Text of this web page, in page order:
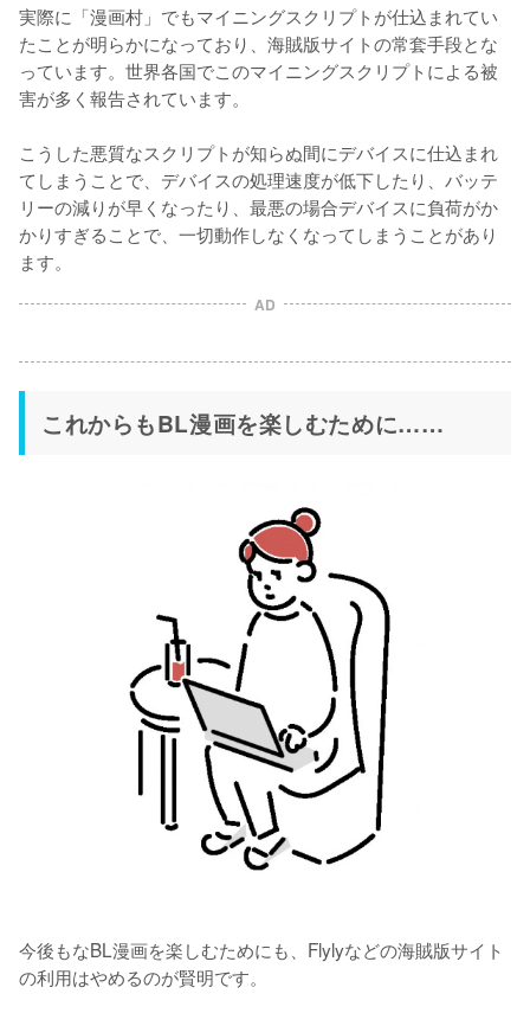
実際に「漫画村」でもマイニングスクリプトが仕込まれてい
たことが明らかになっており、海賊版サイトの常套手段とな
っています。世界各国でこのマイニングスクリプトによる被
害が多く報告されています。
こうした悪質なスクリプトが知らぬ間にデバイスに仕込まれ
てしまうことで、デバイスの処理速度が低下したり、バッテ
リーの減りが早くなったり、最悪の場合デバイスに負荷がか
かりすぎることで、一切動作しなくなってしまうことがあり
ます。
AD
これからもBL漫画を楽しむために……
今後もなBL漫画を楽しむためにも、Flylyなどの海賊版サイト
の利用はやめるのが賢明です。